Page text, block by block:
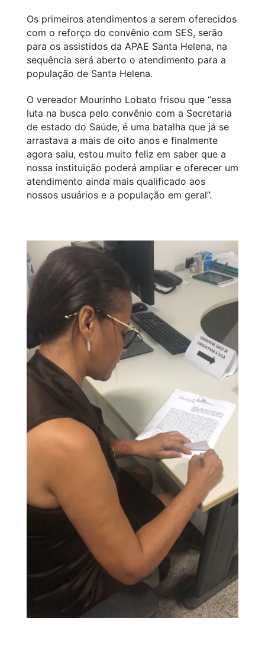
Os primeiros atendimentos a serem oferecidos
com o reforço do convênio com SES, serão
para os assistidos da APAE Santa Helena, na
sequência será aberto o atendimento para a
população de Santa Helena.
O vereador Mourinho Lobato frisou que “essa
luta na busca pelo convênio com a Secretaria
de estado do Saúde, é uma batalha que já se
arrastava a mais de oito anos e finalmente
agora saiu, estou muito feliz em saber que a
nossa instituição poderá ampliar e oferecer um
atendimento ainda mais qualificado aos
nossos usuários e a população em geral”.